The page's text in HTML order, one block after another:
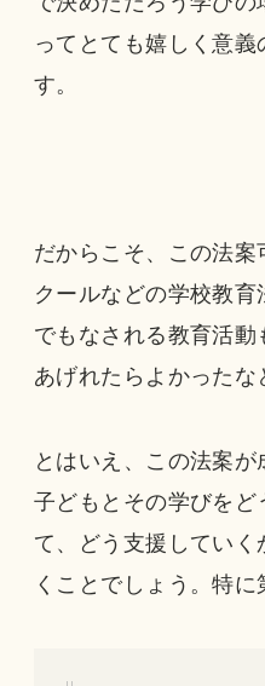
ってとても嬉しく意
す。
だからこそ、この法
クールなどの学校教
でもなされる教育活
あげれたらよかったな
とはいえ、この法案
子どもとその学びをど
て、どう支援してい
くことでしょう。特に